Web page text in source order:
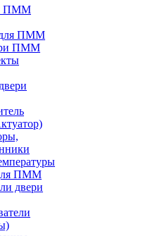
ПММ
для ПММ
ПММ
ПММ
двери